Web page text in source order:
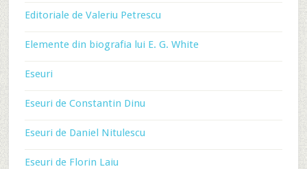
Editoriale de Valeriu Petrescu
Elemente din biografia lui E. G. White
Eseuri
Eseuri de Constantin Dinu
Eseuri de Daniel Nitulescu
Eseuri de Florin Laiu